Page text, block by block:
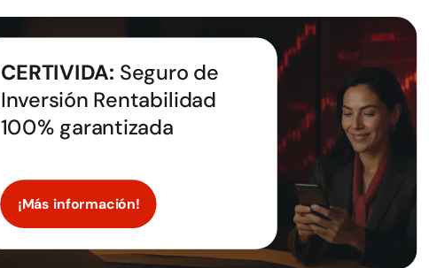
CERTIVIDA: Seguro de
Inversión Rentabilidad
100% garantizada
¡Más información!